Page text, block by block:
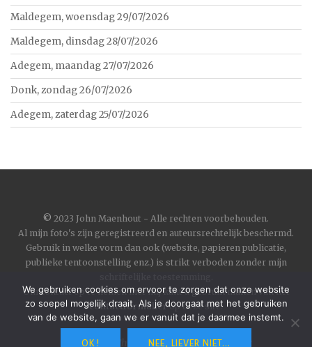
Maldegem, woensdag 29/07/2026
Maldegem, dinsdag 28/07/2026
Adegem, maandag 27/07/2026
Donk, zondag 26/07/2026
Adegem, zaterdag 25/07/2026
© 2023 John Maenhout - Alle rechten voorbehouden.
Al mijn foto's zijn geregistreerd en auteursrechtelijk beschermd.
Gebruik in welke vorm dan ook (website, papieren publicatie,
publieke tentoonstelling enz.) is strikt verboden zonder mijn
Om contact op te nemen met mij kunt u gebruik maken van het
contactformulierop deze site.
Wordpress Toujoursby Automattic
We gebruiken cookies om ervoor te zorgen dat onze website
zo soepel mogelijk draait. Als je doorgaat met het gebruiken
van de website, gaan we er vanuit dat je daarmee instemt.
OK ! NEE, LIEVER NIET...